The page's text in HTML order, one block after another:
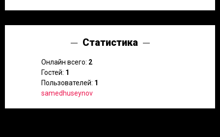
Статистика
Онлайн всего: 2
Гостей: 1
Пользователей: 1
samedhuseynov